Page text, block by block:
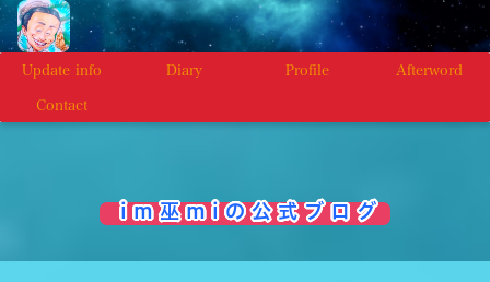
Update info Diary Profile Afterword
Contact
i m 巫 m i の 公 式 ブ ロ グ